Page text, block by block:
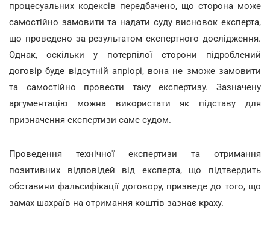
процесуальних кодексів передбачено, що сторона може
самостійно замовити та надати суду висновок експерта,
що проведено за результатом експертного дослідження.
Однак, оскільки у потерпілої сторони підроблений
договір буде відсутній апріорі, вона не зможе замовити
та самостійно провести таку експертизу. Зазначену
аргументацію можна використати як підставу для
призначення експертизи саме судом.
Проведення технічної експертизи та отримання
позитивних відповідей від експерта, що підтвердить
обставини фальсифікації договору, призведе до того, що
замах шахраїв на отримання коштів зазнає краху.